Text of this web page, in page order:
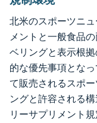
北米のスポーツニ
メントと一般食品
ベリングと表示根
的な優先事項とな
て販売されるスポ
ングと許容される
リーサプリメント